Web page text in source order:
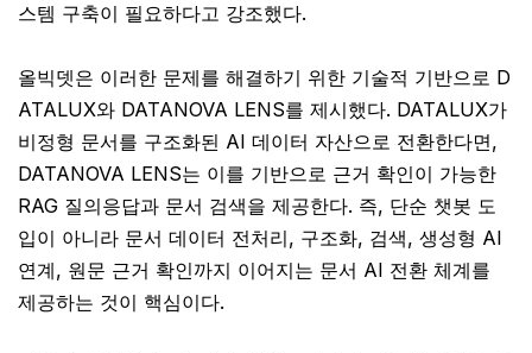
스템 구축이 필요하다고 강조했다.
올빅뎃은 이러한 문제를 해결하기 위한 기술적 기반으로 D
ATALUX와 DATANOVA LENS를 제시했다. DATALUX가
비정형 문서를 구조화된 AI 데이터 자산으로 전환한다면,
DATANOVA LENS는 이를 기반으로 근거 확인이 가능한
RAG 질의응답과 문서 검색을 제공한다. 즉, 단순 챗봇 도
입이 아니라 문서 데이터 전처리, 구조화, 검색, 생성형 AI
연계, 원문 근거 확인까지 이어지는 문서 AI 전환 체계를
제공하는 것이 핵심이다.